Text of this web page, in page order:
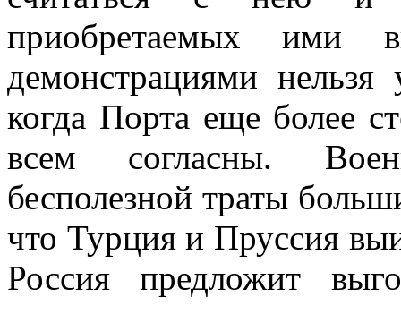
приобретаемых ими
демонстрациями нельзя
когда Порта еще более
всем согласны.
бесполезной траты
что Турция и Пруссия
Россия предложит